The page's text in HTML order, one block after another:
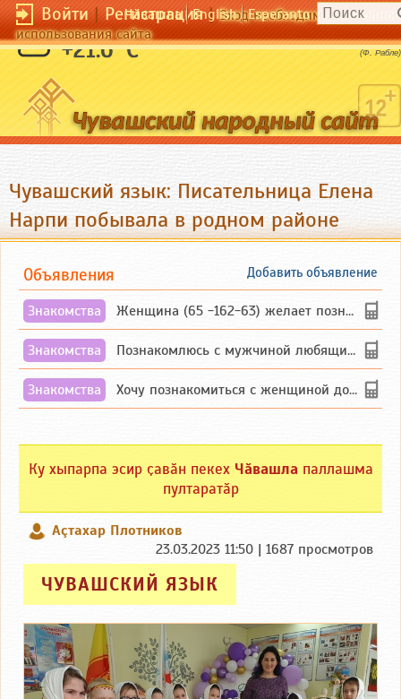
Войти|Регистрация|Вход необходим для
использования сайта
Чӑвашла English Esperanto
+21.6 °C Cмех - сущность человека.
(Ф. Рабле)
Чувашский язык: Писательница Елена
Нарпи побывала в родном районе
Добавить объявление
Объявления
Знакомства Женщина (65 -162-63) желает познакомиться с одиноким, добродушным, без вредных ...
Знакомства Познакомлюсь с мужчиной любящим танцевать и петь на родном чувашском языке
Знакомства Хочу познакомиться с женщиной до 55 лет чувашской или русской национальности дл...
Ку хыпарпа эсир ҫавӑн пекех Чӑвашла паллашма
пултаратӑр
Аçтахар Плотников
23.03.2023 11:50 | 1687 просмотров
ЧУВАШСКИЙ ЯЗЫК